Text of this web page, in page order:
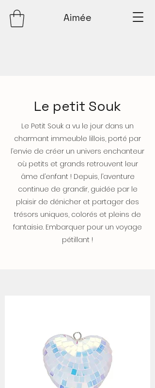
Aimée
Le petit Souk
Le Petit Souk a vu le jour dans un
charmant immeuble lillois, porté par
l’envie de créer un univers enchanteur
où petits et grands retrouvent leur
âme d’enfant ! Depuis, l’aventure
continue de grandir, guidée par le
plaisir de dénicher et partager des
trésors uniques, colorés et pleins de
fantaisie. Embarquer pour un voyage
pétillant !